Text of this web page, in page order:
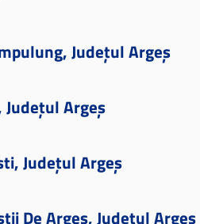
Județul Argeș
Județul Argeș
Județul Argeș
De Argeș, Județul Argeș